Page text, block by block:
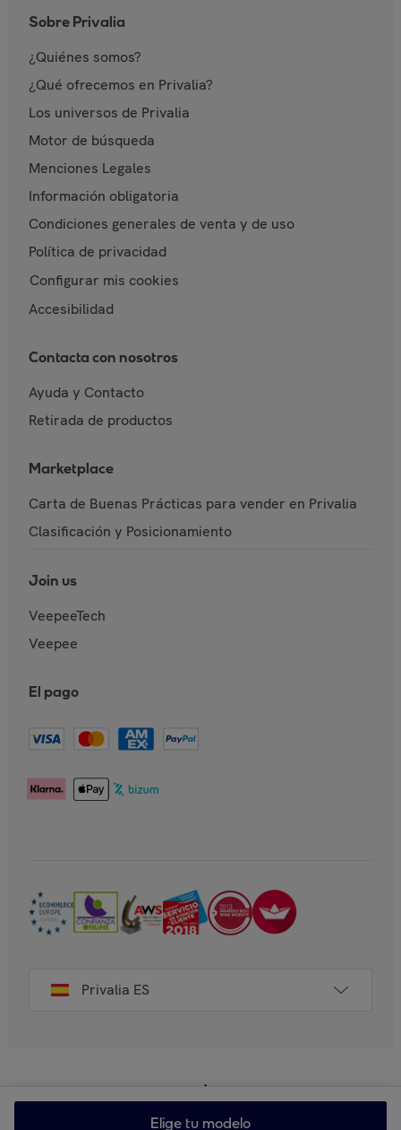
Elige tu modelo
Sobre Privalia
¿Quiénes somos?
¿Qué ofrecemos en Privalia?
Los universos de Privalia
Motor de búsqueda
Menciones Legales
Información obligatoria
Condiciones generales de venta y de uso
Política de privacidad
Configurar mis cookies
Accesibilidad
Contacta con nosotros
Ayuda y Contacto
Retirada de productos
Marketplace
Carta de Buenas Prácticas para vender en Privalia
Clasificación y Posicionamiento
Join us
VeepeeTech
Veepee
El pago
Privalia ES